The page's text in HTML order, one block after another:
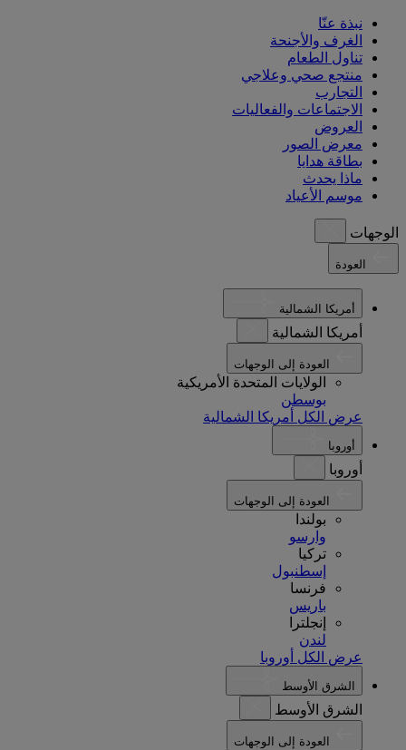
نبذة عنّا
الغرف والأجنحة
تناول الطعام
منتجع صحي وعلاجي
التجارب
الاجتماعات والفعاليات
العروض
معرض الصور
بطاقة هدايا
ماذا يحدث
موسم الأعياد
الوجهات
أمريكا الشمالية
أمريكا الشمالية
الولايات المتحدة الأمريكية
بوسطن
عرض الكل أمريكا الشمالية
أوروبا
أوروبا
بولندا
وارسو
تركيا
إسطنبول
فرنسا
باريس
إنجلترا
لندن
عرض الكل أوروبا
الشرق الأوسط
الشرق الأوسط